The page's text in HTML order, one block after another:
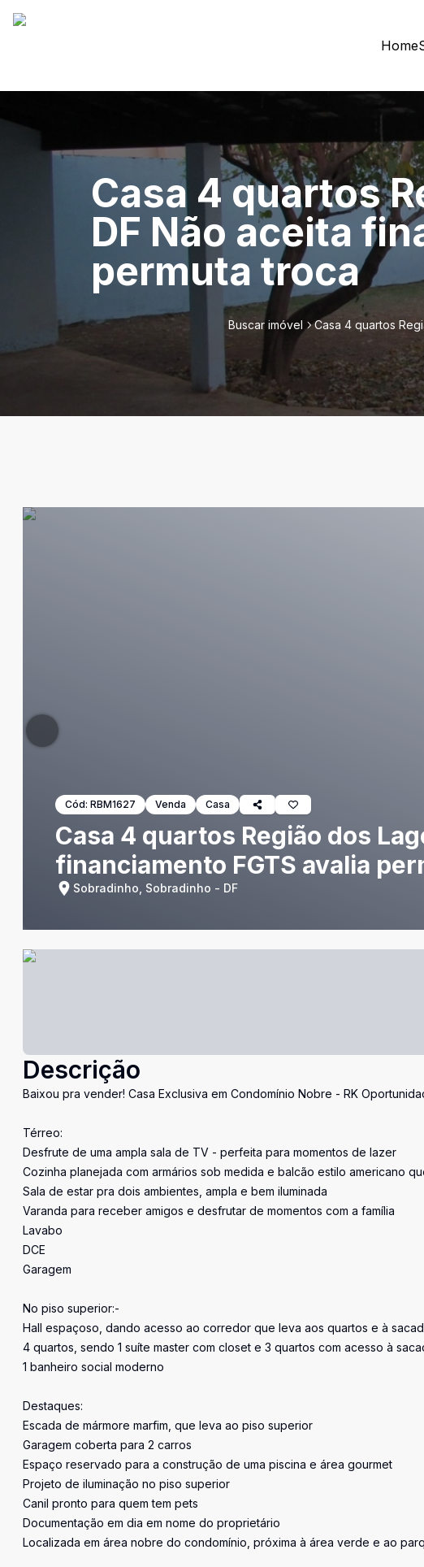
Home
Casa 4 quartos
DF Não aceita
permuta troca
Buscar imóvel Casa 4 quartos
Cód: RBM1627 Venda Casa
Casa 4 quartos Região dos
financiamento FGTS avalia
Sobradinho, Sobradinho - DF
Descrição
Baixou pra vender! Casa Exclusiva em Condomínio Nobre - RK
Térreo:
Desfrute de uma ampla sala de TV - perfeita para momentos de lazer
Cozinha planejada com armários sob medida e balcão estilo americano
Sala de estar pra dois ambientes, ampla e bem iluminada
Varanda para receber amigos e desfrutar de momentos com a família
Lavabo
DCE
Garagem
No piso superior:-
Hall espaçoso, dando acesso ao corredor que leva aos quartos e à
4 quartos, sendo 1 suíte master com closet e 3 quartos com acesso à
1 banheiro social moderno
Destaques:
Escada de mármore marfim, que leva ao piso superior
Garagem coberta para 2 carros
Espaço reservado para a construção de uma piscina e área gourmet
Projeto de iluminação no piso superior
Canil pronto para quem tem pets
Documentação em dia em nome do proprietário
Localizada em área nobre do condomínio, próxima à área verde e ao